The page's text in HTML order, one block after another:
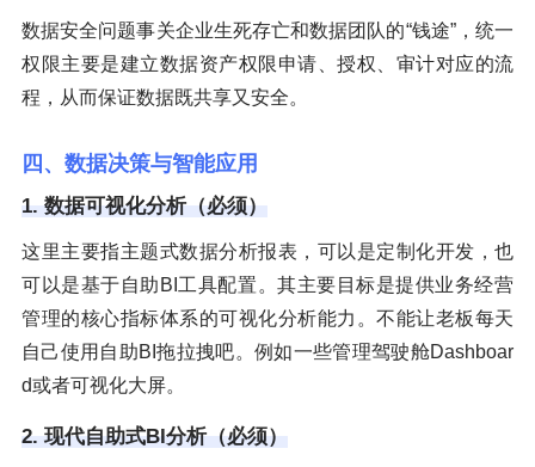
数据安全问题事关企业生死存亡和数据团队的“钱途”，统一
权限主要是建立数据资产权限申请、授权、审计对应的流
程，从而保证数据既共享又安全。
四、数据决策与智能应用
1. 数据可视化分析（必须）
这里主要指主题式数据分析报表，可以是定制化开发，也
可以是基于自助BI工具配置。其主要目标是提供业务经营
管理的核心指标体系的可视化分析能力。不能让老板每天
自己使用自助BI拖拉拽吧。例如一些管理驾驶舱Dashboar
d或者可视化大屏。
2. 现代自助式BI分析（必须）